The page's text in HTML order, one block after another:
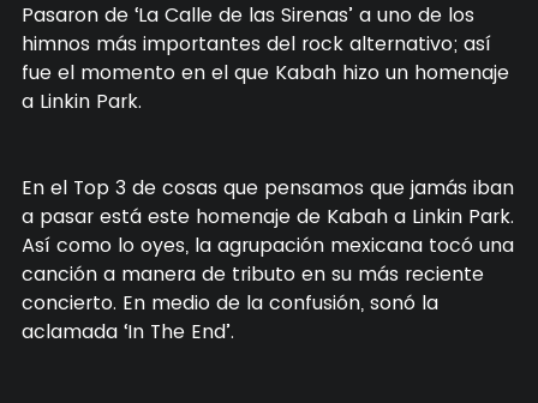
Pasaron de ‘La Calle de las Sirenas’ a uno de los
himnos más importantes del rock alternativo; así
fue el momento en el que Kabah hizo un homenaje
a Linkin Park.
En el Top 3 de cosas que pensamos que jamás iban
a pasar está este homenaje de Kabah a Linkin Park.
Así como lo oyes, la agrupación mexicana tocó una
canción a manera de tributo en su más reciente
concierto. En medio de la confusión, sonó la
aclamada ‘In The End’.